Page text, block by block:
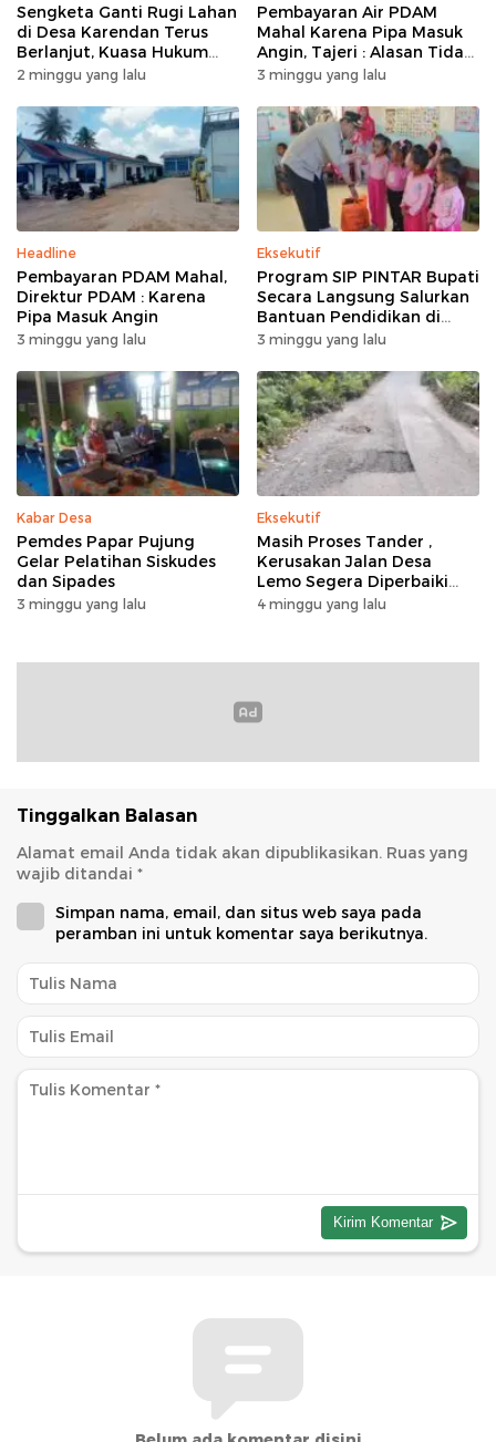
Sengketa Ganti Rugi Lahan
di Desa Karendan Terus
Berlanjut, Kuasa Hukum
Ajukan Kasasi
2 minggu yang lalu
Pembayaran Air PDAM
Mahal Karena Pipa Masuk
Angin, Tajeri : Alasan Tidak
Masuk Akal
3 minggu yang lalu
Headline
Pembayaran PDAM Mahal,
Direktur PDAM : Karena
Pipa Masuk Angin
3 minggu yang lalu
Eksekutif
Program SIP PINTAR Bupati
Secara Langsung Salurkan
Bantuan Pendidikan di
Desa Mampuak ll
3 minggu yang lalu
Kabar Desa
Pemdes Papar Pujung
Gelar Pelatihan Siskudes
dan Sipades
3 minggu yang lalu
Eksekutif
Masih Proses Tander ,
Kerusakan Jalan Desa
Lemo Segera Diperbaiki
Tahun Ini
4 minggu yang lalu
Tinggalkan Balasan
Alamat email Anda tidak akan dipublikasikan. Ruas yang
wajib ditandai *
Simpan nama, email, dan situs web saya pada
peramban ini untuk komentar saya berikutnya.